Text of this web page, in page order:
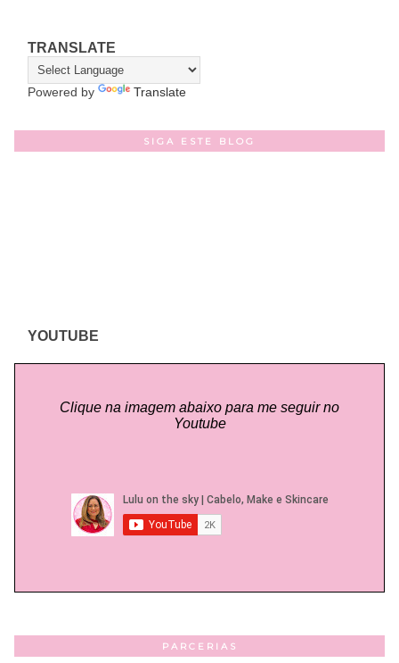
TRANSLATE
Powered by Translate
SIGA ESTE BLOG
YOUTUBE
Clique na imagem abaixo para me seguir no
Youtube
PARCERIAS